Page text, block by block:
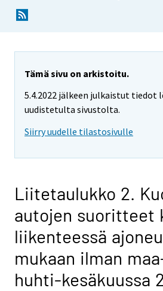
Tämä sivu on arkistoitu.
5.4.2022 jälkeen julkaistut tiedot
uudistetulta sivustolta.
Siirry uudelle tilastosivulle
Liitetaulukko 2.
autojen suoritteet
liikenteessä
mukaan ilman
huhti-kesäkuussa